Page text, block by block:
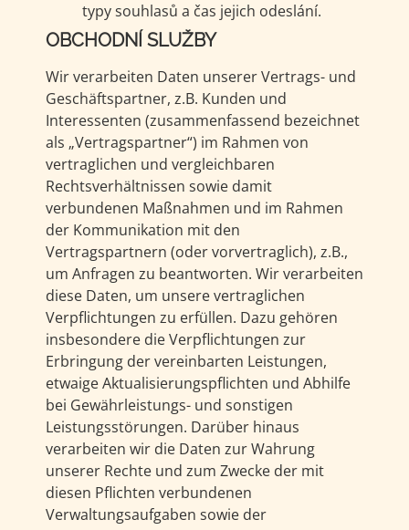
typy souhlasů a čas jejich odeslání.
OBCHODNÍ SLUŽBY
Wir verarbeiten Daten unserer Vertrags- und
Geschäftspartner, z.B. Kunden und
Interessenten (zusammenfassend bezeichnet
als „Vertragspartner“) im Rahmen von
vertraglichen und vergleichbaren
Rechtsverhältnissen sowie damit
verbundenen Maßnahmen und im Rahmen
der Kommunikation mit den
Vertragspartnern (oder vorvertraglich), z.B.,
um Anfragen zu beantworten. Wir verarbeiten
diese Daten, um unsere vertraglichen
Verpflichtungen zu erfüllen. Dazu gehören
insbesondere die Verpflichtungen zur
Erbringung der vereinbarten Leistungen,
etwaige Aktualisierungspflichten und Abhilfe
bei Gewährleistungs- und sonstigen
Leistungsstörungen. Darüber hinaus
verarbeiten wir die Daten zur Wahrung
unserer Rechte und zum Zwecke der mit
diesen Pflichten verbundenen
Verwaltungsaufgaben sowie der